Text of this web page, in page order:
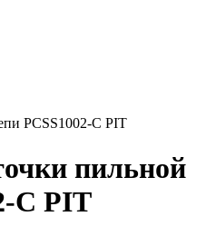
PCSS1002-C PIT
пильной
C PIT